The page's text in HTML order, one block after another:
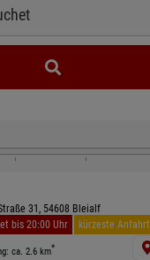
31, 54608 Bleialf
bis 20:00 Uhr
kürzeste Anfahrt
ca. 2.6 km*